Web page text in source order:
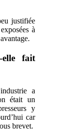
justifiée
à
elle fait
a
était un
y
car
brevet.